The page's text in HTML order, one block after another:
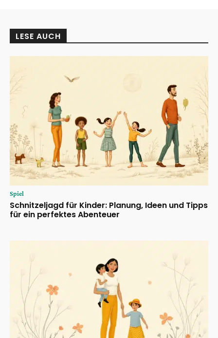
LESE AUCH
Spiel
Schnitzeljagd für Kinder: Planung, Ideen und Tipps
für ein perfektes Abenteuer